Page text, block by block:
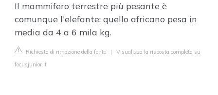
Il mammifero terrestre più pesante è
comunque l'elefante: quello africano pesa in
media da 4 a 6 mila kg.
Richiesta di rimozione della fonte | Visualizza la risposta completa su
focusjunior.it